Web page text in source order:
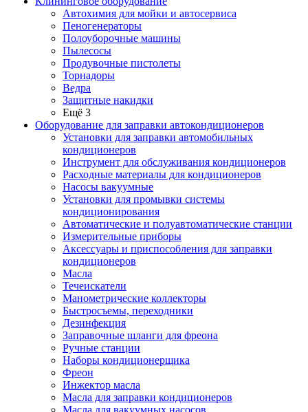
Автохимия для мойки и автосервиса
Пеногенераторы
Полоуборочные машины
Пылесосы
Продувочные пистолеты
Торнадоры
Ведра
Защитные накидки
Ещё 3
Оборудование для заправки автокондиционеров
Установки для заправки автомобильных
кондиционеров
Инструмент для обслуживания кондиционеров
Расходные материалы для кондиционеров
Насосы вакуумные
Установки для промывки системы
кондиционирования
Автоматические и полуавтоматические станции
Измерительные приборы
Аксессуары и приспособления для заправки
кондиционеров
Масла
Течеискатели
Манометрические коллекторы
Быстросъемы, переходники
Дезинфекция
Заправочные шланги для фреона
Ручные станции
Наборы кондиционерщика
Фреон
Инжектор масла
Масла для заправки кондиционеров
Масла для вакуумных насосов